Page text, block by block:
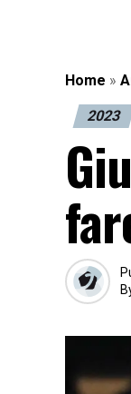
Home »
2023